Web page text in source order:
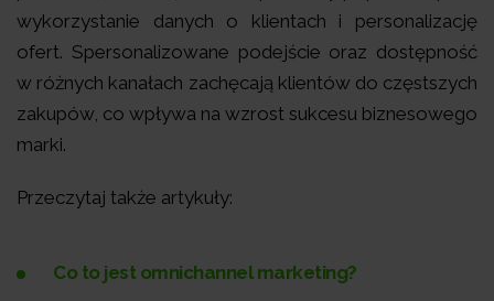
wykorzystanie danych o klientach i personalizację
ofert. Spersonalizowane podejście oraz dostępność
w różnych kanałach zachęcają klientów do częstszych
zakupów, co wpływa na wzrost sukcesu biznesowego
marki.
Przeczytaj także artykuły:
Co to jest omnichannel marketing?